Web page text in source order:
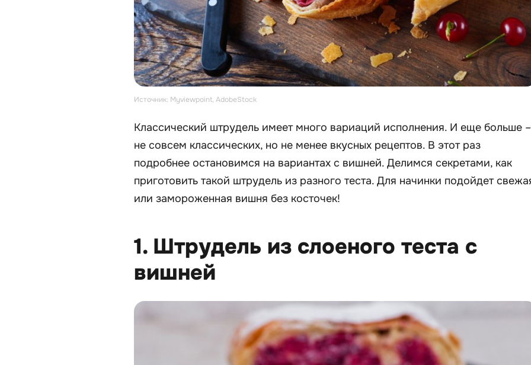
Источник: Myviewpoint, AdobeStock
Классический штрудель имеет много вариаций исполнения. И еще больше –
не совсем классических, но не менее вкусных рецептов. В этот раз
подробнее остановимся на вариантах с вишней. Делимся секретами, как
приготовить такой штрудель из разного теста. Для начинки подойдет
или замороженная вишня без косточек!
1. Штрудель из слоеного теста с
вишней